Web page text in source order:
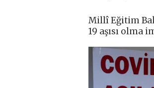
Millî Eğitim
19 aşısı olma